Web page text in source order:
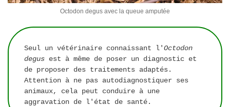
Octodon degus avec la queue amputée
Seul un vétérinaire connaissant l' Octodon
degus est à même de poser un diagnostic et
de proposer des traitements adaptés.
Attention à ne pas autodiagnostiquer ses
animaux, cela peut conduire à une
aggravation de l'état de santé.